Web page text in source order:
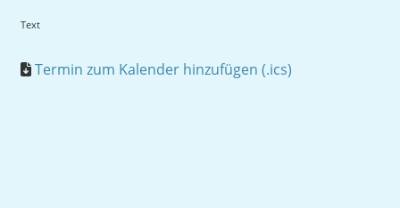
Text
Termin zum Kalender hinzufügen (.ics)